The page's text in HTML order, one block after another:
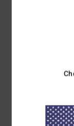
Fabriquée à
Poches
Taille lasso